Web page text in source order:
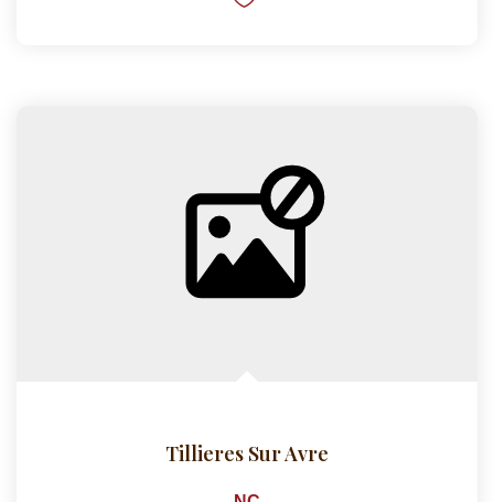
Tillieres Sur Avre